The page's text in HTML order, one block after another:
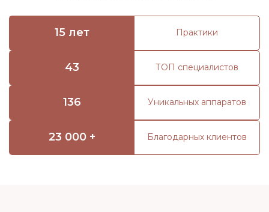
15 лет Практики
43 ТОП специалистов
136 Уникальных аппаратов
23 000 + Благодарных клиентов